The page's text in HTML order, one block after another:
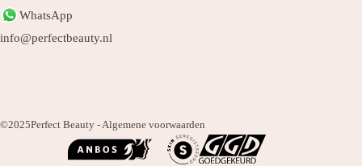
WhatsApp
info@perfectbeauty.nl
©2025Perfect Beauty - Algemene voorwaarden